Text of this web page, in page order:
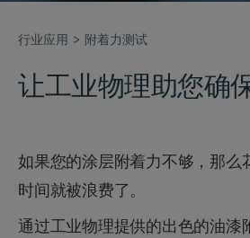
行业应用 附着力测试
让工业物理助您确
如果您的涂层附着力不够，那么
时间就被浪费了。
通过工业物理提供的出色的油漆